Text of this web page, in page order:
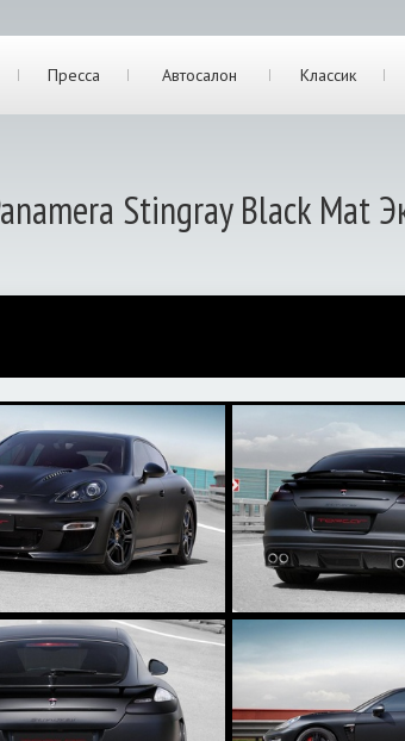
Пресса Автосалон Классик
Stingray Black Mat